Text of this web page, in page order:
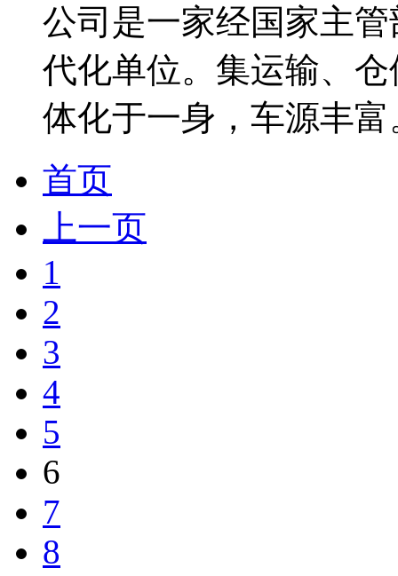
公司是一家经国家主
代化单位。集运输、
体化于一身，车源丰富
首页
上一页
1
2
3
4
5
6
7
8